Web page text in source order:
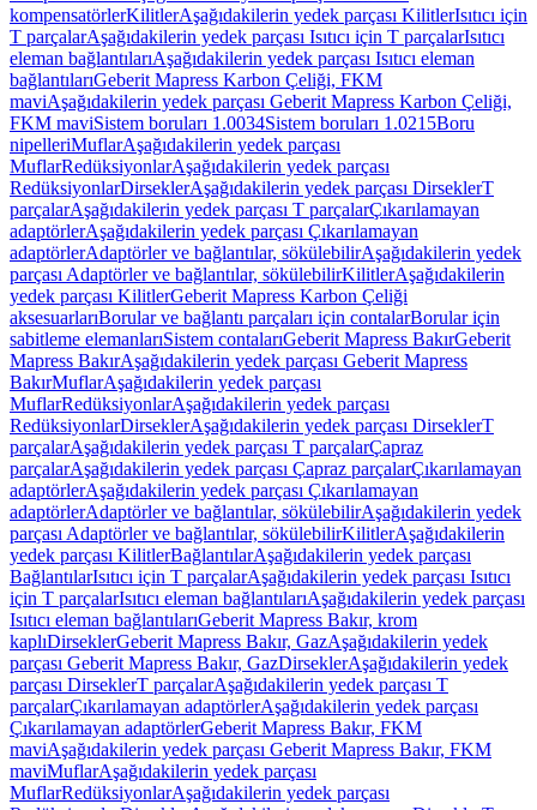
kompensatörlerKilitlerAşağıdakilerin yedek parçası KilitlerIsıtıcı için
T parçalarAşağıdakilerin yedek parçası Isıtıcı için T parçalarIsıtıcı
eleman bağlantılarıAşağıdakilerin yedek parçası Isıtıcı eleman
bağlantılarıGeberit Mapress Karbon Çeliği, FKM
maviAşağıdakilerin yedek parçası Geberit Mapress Karbon Çeliği,
FKM maviSistem boruları 1.0034Sistem boruları 1.0215Boru
nipelleriMuflarAşağıdakilerin yedek parçası
MuflarRedüksiyonlarAşağıdakilerin yedek parçası
RedüksiyonlarDirseklerAşağıdakilerin yedek parçası DirseklerT
parçalarAşağıdakilerin yedek parçası T parçalarÇıkarılamayan
adaptörlerAşağıdakilerin yedek parçası Çıkarılamayan
adaptörlerAdaptörler ve bağlantılar, sökülebilirAşağıdakilerin yedek
parçası Adaptörler ve bağlantılar, sökülebilirKilitlerAşağıdakilerin
yedek parçası KilitlerGeberit Mapress Karbon Çeliği
aksesuarlarıBorular ve bağlantı parçaları için contalarBorular için
sabitleme elemanlarıSistem contalarıGeberit Mapress BakırGeberit
Mapress BakırAşağıdakilerin yedek parçası Geberit Mapress
BakırMuflarAşağıdakilerin yedek parçası
MuflarRedüksiyonlarAşağıdakilerin yedek parçası
RedüksiyonlarDirseklerAşağıdakilerin yedek parçası DirseklerT
parçalarAşağıdakilerin yedek parçası T parçalarÇapraz
parçalarAşağıdakilerin yedek parçası Çapraz parçalarÇıkarılamayan
adaptörlerAşağıdakilerin yedek parçası Çıkarılamayan
adaptörlerAdaptörler ve bağlantılar, sökülebilirAşağıdakilerin yedek
parçası Adaptörler ve bağlantılar, sökülebilirKilitlerAşağıdakilerin
yedek parçası KilitlerBağlantılarAşağıdakilerin yedek parçası
BağlantılarIsıtıcı için T parçalarAşağıdakilerin yedek parçası Isıtıcı
için T parçalarIsıtıcı eleman bağlantılarıAşağıdakilerin yedek parçası
Isıtıcı eleman bağlantılarıGeberit Mapress Bakır, krom
kaplıDirseklerGeberit Mapress Bakır, GazAşağıdakilerin yedek
parçası Geberit Mapress Bakır, GazDirseklerAşağıdakilerin yedek
parçası DirseklerT parçalarAşağıdakilerin yedek parçası T
parçalarÇıkarılamayan adaptörlerAşağıdakilerin yedek parçası
Çıkarılamayan adaptörlerGeberit Mapress Bakır, FKM
maviAşağıdakilerin yedek parçası Geberit Mapress Bakır, FKM
maviMuflarAşağıdakilerin yedek parçası
MuflarRedüksiyonlarAşağıdakilerin yedek parçası